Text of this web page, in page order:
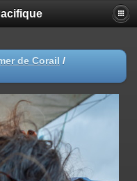
de Corail /